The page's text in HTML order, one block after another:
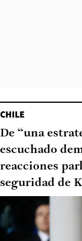
CHILE
De “una
escuchado
reacciones
seguridad de